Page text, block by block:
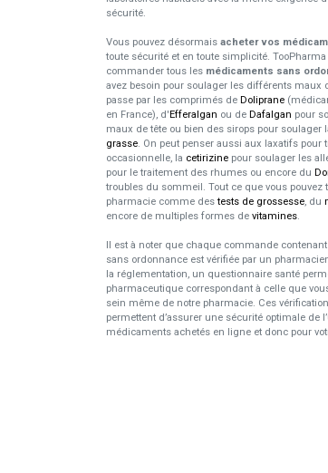
sécurité.
Vous pouvez désormais acheter vos
toute sécurité et en toute simplicité.
commander tous les médicaments sans
avez besoin pour soulager les différents maux
passe par les comprimés de Doliprane
en France), d'Efferalgan ou de Dafalgan pour
maux de tête ou bien des sirops pour soulager
grasse. On peut penser aussi aux laxatifs pour
occasionnelle, la cetirizine pour soulager les
pour le traitement des rhumes ou encore du
troubles du sommeil. Tout ce que vous pouvez
pharmacie comme destests de grossesse, du
encore de multiples formes de vitamines.
Il est à noter que chaque commande
sans ordonnance est vérifiée par un
la réglementation, un questionnaire santé
pharmaceutique correspondant à celle que
sein même de notre pharmacie. Ces
permettent d’assurer une sécurité optimale de
médicaments achetés en ligne et donc pour